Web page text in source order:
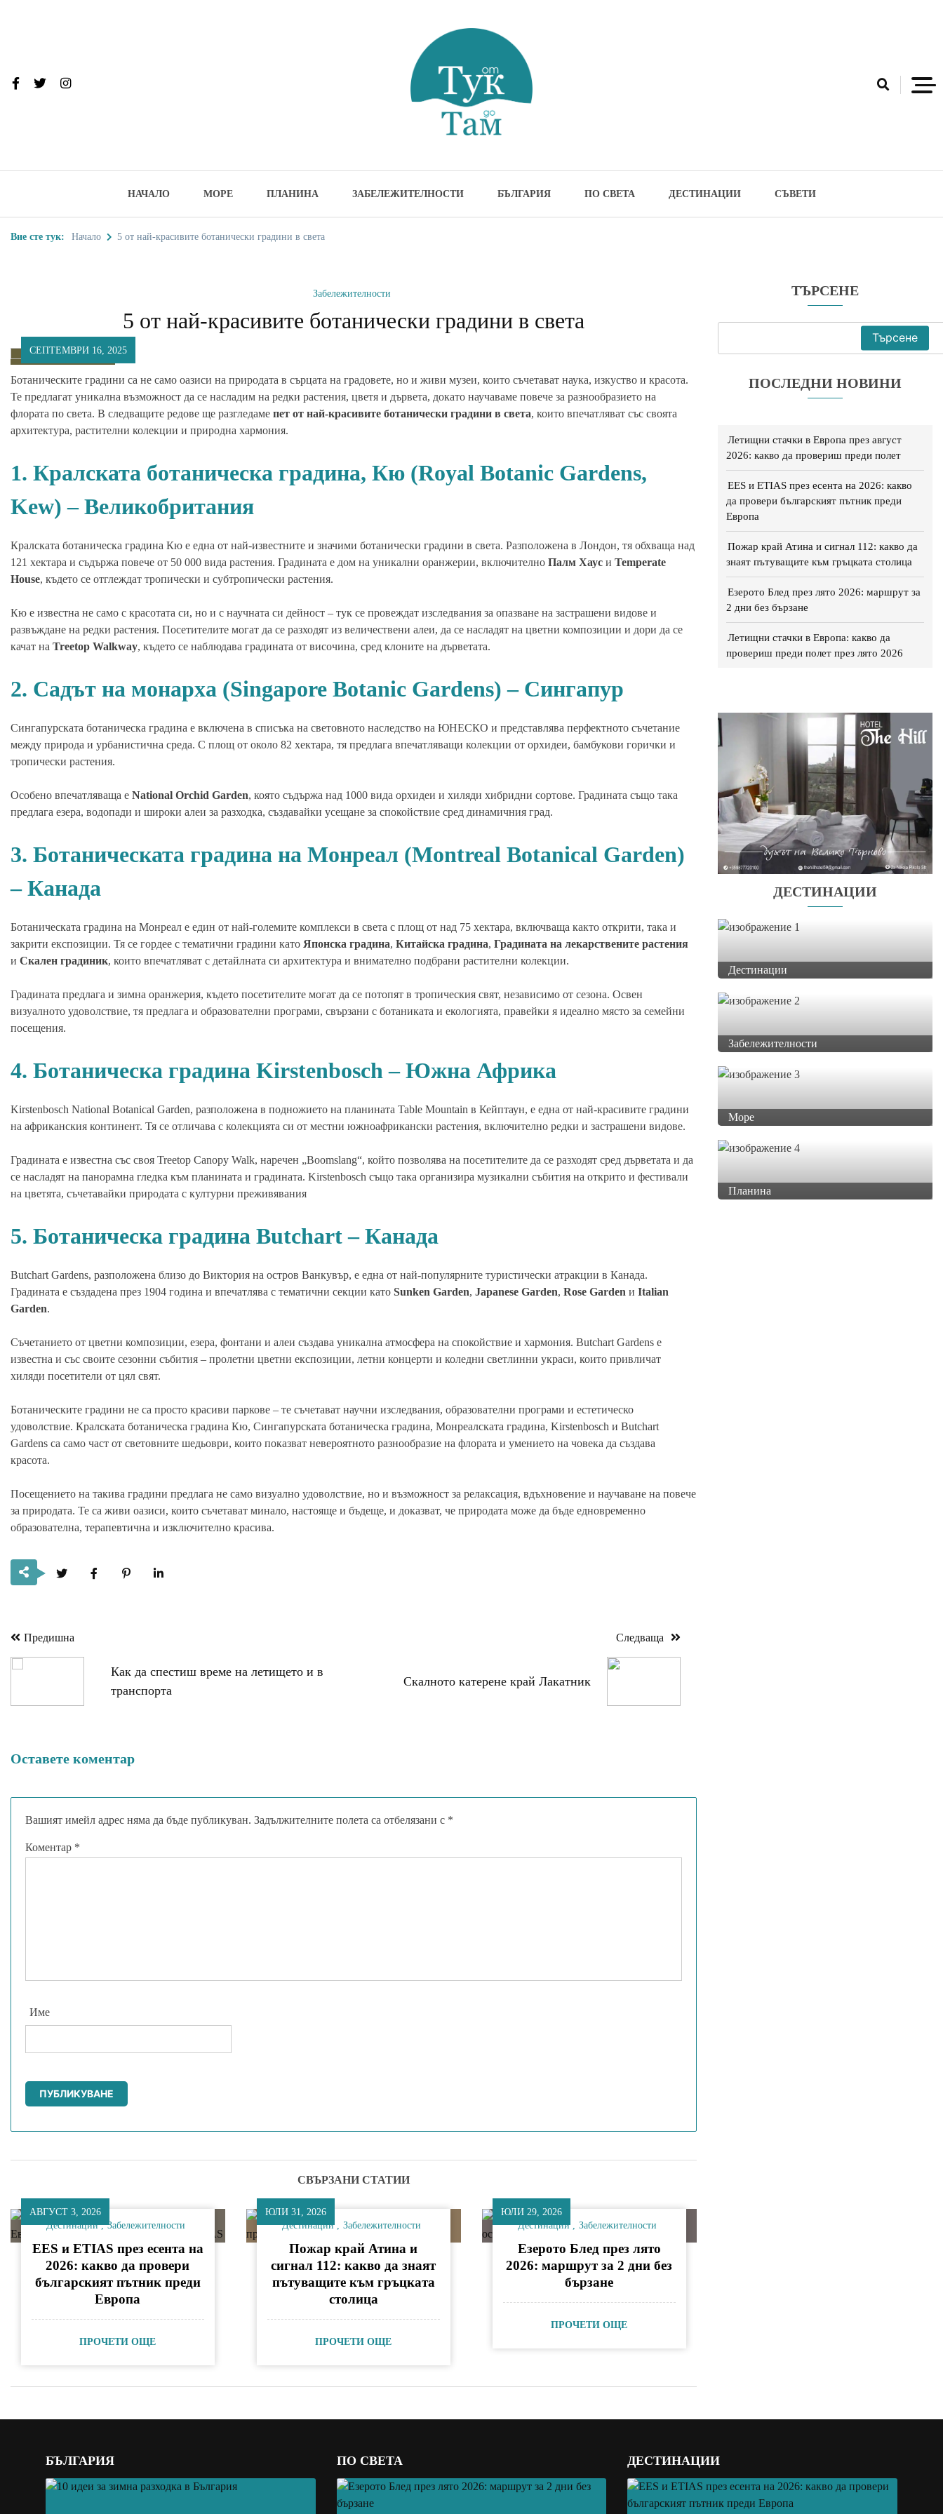
НАЧАЛО МОРЕ ПЛАНИНА ЗАБЕЛЕЖИТЕЛНОСТИ БЪЛГАРИЯ ПО СВЕТА ДЕСТИНАЦИИ СЪВЕТИ
Вие сте тук: Начало 5 от най-красивите ботанически градини в света
ТЪРСЕНЕ
Търсене
ПОСЛЕДНИ НОВИНИ
Летищни стачки в Европа през август
2026: какво да провериш преди полет
EES и ETIAS през есента на 2026: какво
да провери българският пътник преди
Европа
Пожар край Атина и сигнал 112: какво да
знаят пътуващите към гръцката столица
Езерото Блед през лято 2026: маршрут за
2 дни без бързане
Летищни стачки в Европа: какво да
провериш преди полет през лято 2026
ДЕСТИНАЦИИ
Дестинации
Забележителности
Море
Планина
Забележителности
5 от най-красивите ботанически градини в света
СЕПТЕМВРИ 16, 2025
Ботаническите градини са не само оазиси на природата в сърцата на градовете, но и живи музеи, които съчетават наука, изкуство и красота.
Те предлагат уникална възможност да се насладим на редки растения, цветя и дървета, докато научаваме повече за разнообразието на
флората по света. В следващите редове ще разгледаме пет от най-красивите ботанически градини в света, които впечатляват със своята
архитектура, растителни колекции и природна хармония.
1. Кралската ботаническа градина, Кю (Royal Botanic Gardens,
Kew) – Великобритания
Кралската ботаническа градина Кю е една от най-известните и значими ботанически градини в света. Разположена в Лондон, тя обхваща над
121 хектара и съдържа повече от 50 000 вида растения. Градината е дом на уникални оранжерии, включително Палм Хаус и Temperate
House, където се отглеждат тропически и субтропически растения.
Кю е известна не само с красотата си, но и с научната си дейност – тук се провеждат изследвания за опазване на застрашени видове и
развъждане на редки растения. Посетителите могат да се разходят из величествени алеи, да се насладят на цветни композиции и дори да се
качат на Treetop Walkway, където се наблюдава градината от височина, сред клоните на дърветата.
2. Садът на монарха (Singapore Botanic Gardens) – Сингапур
Сингапурската ботаническа градина е включена в списъка на световното наследство на ЮНЕСКО и представлява перфектното съчетание
между природа и урбанистична среда. С площ от около 82 хектара, тя предлага впечатляващи колекции от орхидеи, бамбукови горички и
тропически растения.
Особено впечатляваща е National Orchid Garden, която съдържа над 1000 вида орхидеи и хиляди хибридни сортове. Градината също така
предлага езера, водопади и широки алеи за разходка, създавайки усещане за спокойствие сред динамичния град.
3. Ботаническата градина на Монреал (Montreal Botanical Garden)
– Канада
Ботаническата градина на Монреал е един от най-големите комплекси в света с площ от над 75 хектара, включваща както открити, така и
закрити експозиции. Тя се гордее с тематични градини като Японска градина, Китайска градина, Градината на лекарствените растения
и Скален градиник, които впечатляват с детайлната си архитектура и внимателно подбрани растителни колекции.
Градината предлага и зимна оранжерия, където посетителите могат да се потопят в тропическия свят, независимо от сезона. Освен
визуалното удоволствие, тя предлага и образователни програми, свързани с ботаниката и екологията, правейки я идеално място за семейни
посещения.
4. Ботаническа градина Kirstenbosch – Южна Африка
Kirstenbosch National Botanical Garden, разположена в подножието на планината Table Mountain в Кейптаун, е една от най-красивите градини
на африканския континент. Тя се отличава с колекцията си от местни южноафрикански растения, включително редки и застрашени видове.
Градината е известна със своя Treetop Canopy Walk, наречен „Boomslang“, който позволява на посетителите да се разходят сред дърветата и да
се насладят на панорамна гледка към планината и градината. Kirstenbosch също така организира музикални събития на открито и фестивали
на цветята, съчетавайки природата с културни преживявания
5. Ботаническа градина Butchart – Канада
Butchart Gardens, разположена близо до Виктория на остров Ванкувър, е една от най-популярните туристически атракции в Канада.
Градината е създадена през 1904 година и впечатлява с тематични секции като Sunken Garden, Japanese Garden, Rose Garden и Italian
Garden.
Съчетанието от цветни композиции, езера, фонтани и алеи създава уникална атмосфера на спокойствие и хармония. Butchart Gardens е
известна и със своите сезонни събития – пролетни цветни експозиции, летни концерти и коледни светлинни украси, които привличат
хиляди посетители от цял свят.
Ботаническите градини не са просто красиви паркове – те съчетават научни изследвания, образователни програми и естетическо
удоволствие. Кралската ботаническа градина Кю, Сингапурската ботаническа градина, Монреалската градина, Kirstenbosch и Butchart
Gardens са само част от световните шедьоври, които показват невероятното разнообразие на флората и умението на човека да създава
красота.
Посещението на такива градини предлага не само визуално удоволствие, но и възможност за релаксация, вдъхновение и научаване на повече
за природата. Те са живи оазиси, които съчетават минало, настояще и бъдеще, и доказват, че природата може да бъде едновременно
образователна, терапевтична и изключително красива.
Навигация
Предишна
Как да спестиш време на летището и в
транспорта
Следваща
Скалното катерене край Лакатник
Оставете коментар
Вашият имейл адрес няма да бъде публикуван. Задължителните полета са отбелязани с *
Коментар *
Име
СВЪРЗАНИ СТАТИИ
АВГУСТ 3, 2026
Дестинации
Забележителности
EES и ETIAS през есента на
2026: какво да провери
българският пътник преди
Европа
ПРОЧЕТИ ОЩЕ
ЮЛИ 31, 2026
Дестинации
Забележителности
Пожар край Атина и
сигнал 112: какво да знаят
пътуващите към гръцката
столица
ПРОЧЕТИ ОЩЕ
ЮЛИ 29, 2026
Дестинации
Забележителности
Езерото Блед през лято
2026: маршрут за 2 дни без
бързане
ПРОЧЕТИ ОЩЕ
БЪЛГАРИЯ ПО СВЕТА ДЕСТИНАЦИИ